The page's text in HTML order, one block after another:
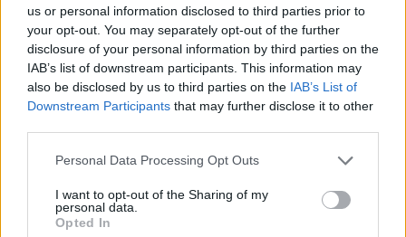
us or personal information disclosed to third parties prior to
your opt-out. You may separately opt-out of the further
disclosure of your personal information by third parties on the
IAB’s list of downstream participants. This information may
also be disclosed by us to third parties on the IAB’s List of
Downstream Participants that may further disclose it to other
Please note that this website/app uses one or more Google
not limited to your visit or usage behaviour. You may click to
grant or deny consent to Google and its third-party tags to
use your data for below specified purposes in below Google
Personal Data Processing Opt Outs
I want to opt-out of the Sharing of my
personal data.
Opted In
2Μπρίτνεϊ Σπίαρς: Έκανε αποτυχημένο
μπότοξ και ανέβασε στο Instagram την
εμπειρία της
3Ο δημοσιογράφος Βασίλης Τσεκούρας
ανακοίνωσε ότι παντρεύεται τη σύντροφό
του, Γωγώ Μπαλή
4Γιάννης Παπαμιχαήλ: «Η απαγόρευση
αφορά στη χρήση της εικόνας και της
φωνής της Αλίκης Βουγιουκλάκη μέσω AI»
Ο Φειδίας Παναγιώτου πήγε με σορτσάκι
σε εκδήλωση μνήμης για τους
δολοφονημένους Κύπριους ήρωες Ισαάκ –